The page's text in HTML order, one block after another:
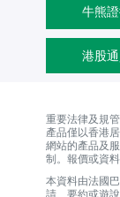
牛熊
港股
重要法律及規
產品僅以香港
網站的產品及
制。報價或資
本資料由法國